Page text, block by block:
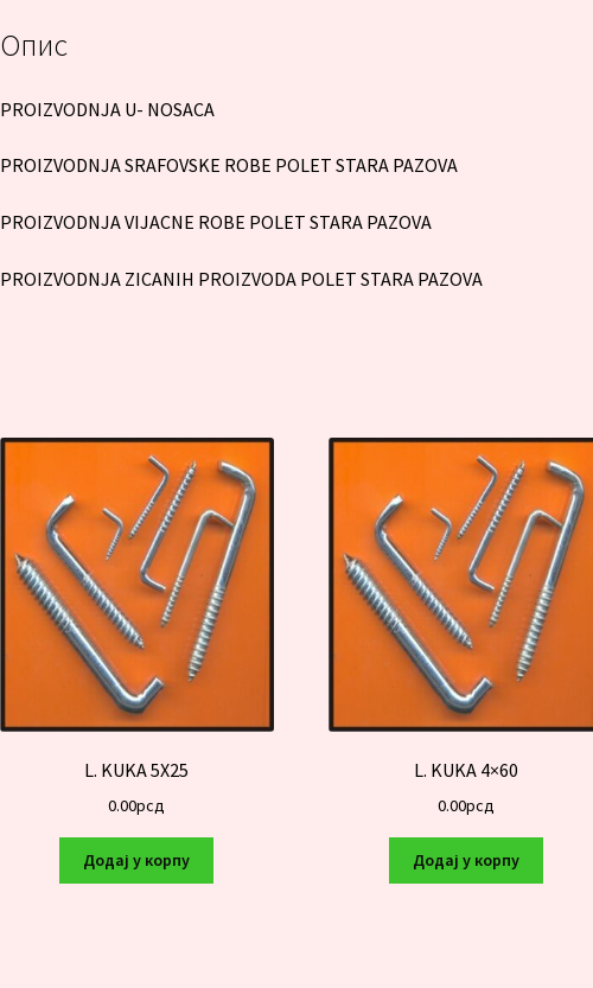
Опис
PROIZVODNJA U- NOSACA
PROIZVODNJA SRAFOVSKE ROBE POLET STARA PAZOVA
PROIZVODNJA VIJACNE ROBE POLET STARA PAZOVA
PROIZVODNJA ZICANIH PROIZVODA POLET STARA PAZOVA
L. KUKA 5X25
0.00рсд
Додај у корпу
L. KUKA 4×60
0.00рсд
Додај у корпу